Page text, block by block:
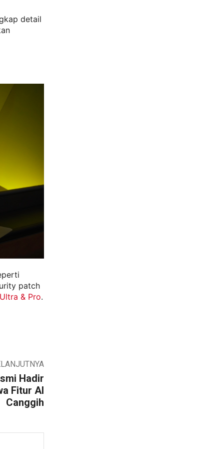
detail
patch
& Pro.
Hadir
Fitur AI
Canggih